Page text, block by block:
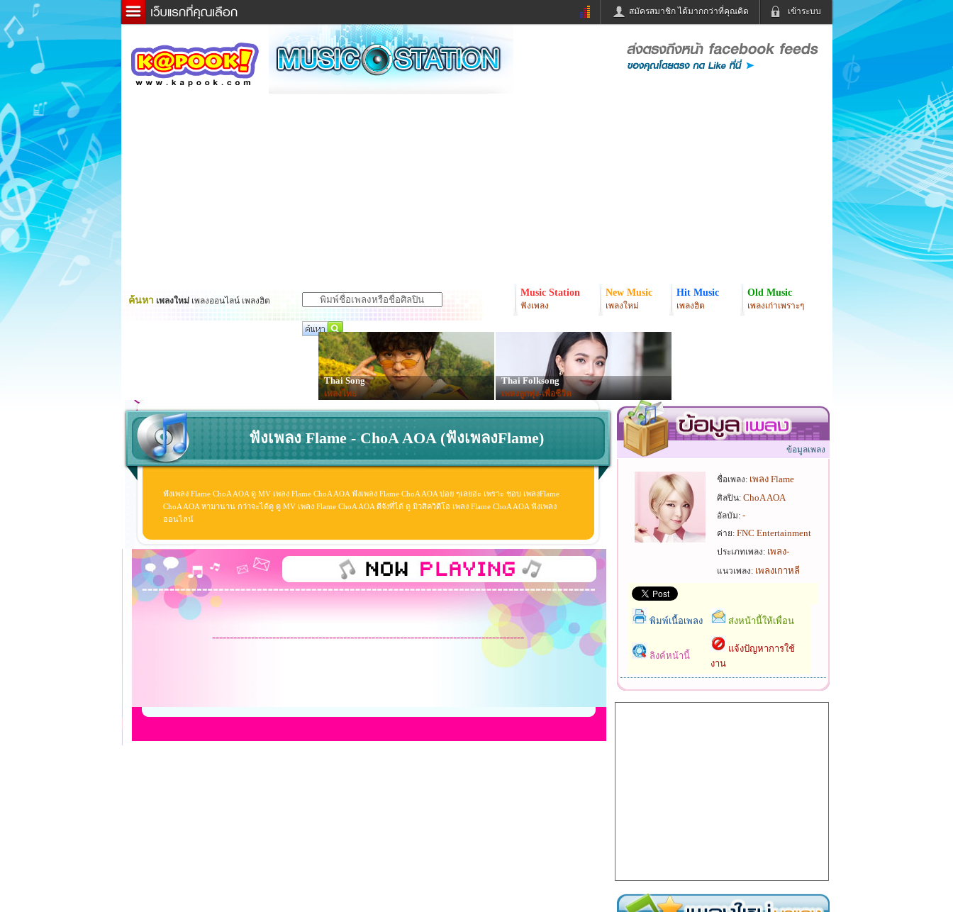
เข้าระบบ
สมัครสมาชิก ได้มากกว่าที่คุณคิด
ข่าวด่วน ข่าวสั้น
ละคร
หนังใหม่
ฟังวิทยุออนไลน์
หมากรุกไทย
Email
ค้นหา เพลงใหม่ เพลงออนไลน์ เพลงฮิต
Music Station
ฟังเพลง
New Music
เพลงใหม่
Hit Music
เพลงฮิต
Old Music
เพลงเก่าเพราะๆ
Thai Song
เพลงไทย
Thai Folksong
เพลงลูกทุ่ง-เพื่อชีวิต
ฟังเพลง Flame - ChoA AOA (ฟังเพลงFlame)
ฟังเพลง Flame ChoA AOA ดู MV เพลง Flame ChoA AOA ฟังเพลง Flame ChoA AOA บ่อย ๆเลยอ่ะ เพราะ ชอบ เพลงFlame
ChoA AOA หามานาน กว่าจะได้ดู ดู MV เพลง Flame ChoA AOA ดีจังที่ได้ ดู มิวสิควิดีโอ เพลง Flame ChoA AOA ฟังเพลง
ออนไลน์
----------------------------------------------------------------------------------------
ข้อมูลเพลง
ชื่อเพลง: เพลง Flame
ศิลปิน: ChoA AOA
อัลบัม: -
ค่าย: FNC Entertainment
ประเภทเพลง: เพลง-
แนวเพลง: เพลงเกาหลี
พิมพ์เนื้อเพลง ส่งหน้านี้ให้เพื่อน
ลิงค์หน้านี้
แจ้งปัญหาการใช้
งาน